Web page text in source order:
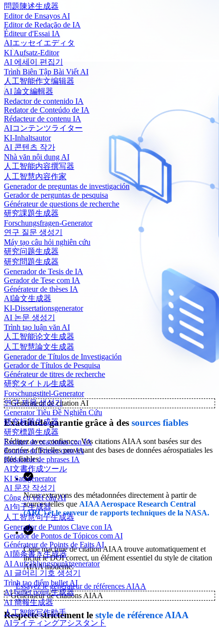
問題陳述生成器
Editor de Ensayos AI
Editor de Redação de IA
Éditeur d'Essai IA
AIエッセイエディタ
KI Aufsatz-Editor
AI 에세이 편집기
Trình Biên Tập Bài Viết AI
人工智能作文编辑器
AI 論文編輯器
Redactor de contenido IA
Redator de Conteúdo de IA
Rédacteur de contenu IA
AIコンテンツライター
KI-Inhaltsautor
AI 콘텐츠 작가
Nhà văn nội dung AI
人工智能内容撰写器
人工智慧內容作家
Generador de preguntas de investigación
Gerador de perguntas de pesquisa
Générateur de questions de recherche
研究課題生成器
Forschungsfragen-Generator
연구 질문 생성기
Máy tạo câu hỏi nghiên cứu
研究问题生成器
研究問題生成器
Generador de Tesis de IA
Gerador de Tese com IA
Générateur de thèses IA
AI論文生成器
KI-Dissertationsgenerator
AI 논문 생성기
Trình tạo luận văn AI
人工智能论文生成器
人工智慧論文生成器
Generador de Títulos de Investigación
Gerador de Títulos de Pesquisa
Générateur de titres de recherche
研究タイトル生成器
Forschungstitel-Generator
연구 제목 생성기
Generator Tiêu Đề Nghiên Cứu
研究标题生成器
研究標題生成器
Escritor de oraciones con IA
Escritor de Frases com IA
Rédacteur de phrases IA
AI文書作成ツール
KI Satzgenerator
AI 문장 작성기
Công cụ viết câu AI
AI句子生成器
人工智慧句子生成器
Generador de Puntos Clave con IA
Gerador de Pontos de Tópicos com AI
Générateur de Points de Faits AI
AI箇条書き生成器
AI Aufzählungspunktgenerator
AI 글머리 기호 생성기
Trình tạo điểm bullet AI
AI bullet point 生成器
AI 簡報生成器
人工智能写作助手
AIライティングアシスタント
✨Générateur de citation AI
Exactitude garantie grâce à des sources fiables
Rédigez avec confiance. Vos citations AIAA sont basées sur des
données officielles provenant des bases de données aérospatiales les
plus fiables.
Nous extrayons des métadonnées directement à partir de
sources telles que AIAA Aerospace Research Central
(ARC) et le serveur de rapports techniques de la NASA.
Cette machine de citation AIAA trouve automatiquement et
inclut le DOI correct, un élément essentiel du style de citation
AIAA moderne.
Essayez le générateur de références AIAA
✨Générateur de citations AIAA
Respecte strictement le style de référence AIAA